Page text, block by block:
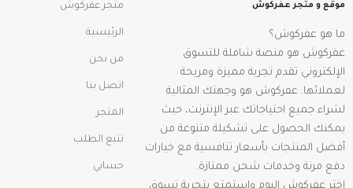
موقع و متجر عفركوش
ما هو عفركوش؟
عفركوش هو منصة شاملة للتسوق
الإلكتروني تقدم تجربة مميزة ومريحة
لعملائها. عفركوش هو وجهتك المثالية
لشراء جميع احتياجاتك عبر الإنترنت، حيث
يمكنك الحصول على تشكيلة متنوعة من
أفضل المنتجات بأسعار تنافسية مع خيارات
دفع مرنة وخدمات شحن ممتازة.
متجر عفركوش
الرئيسية
من نحن
اتصل بنا
المتجر
تتبع الطلب
حسابي